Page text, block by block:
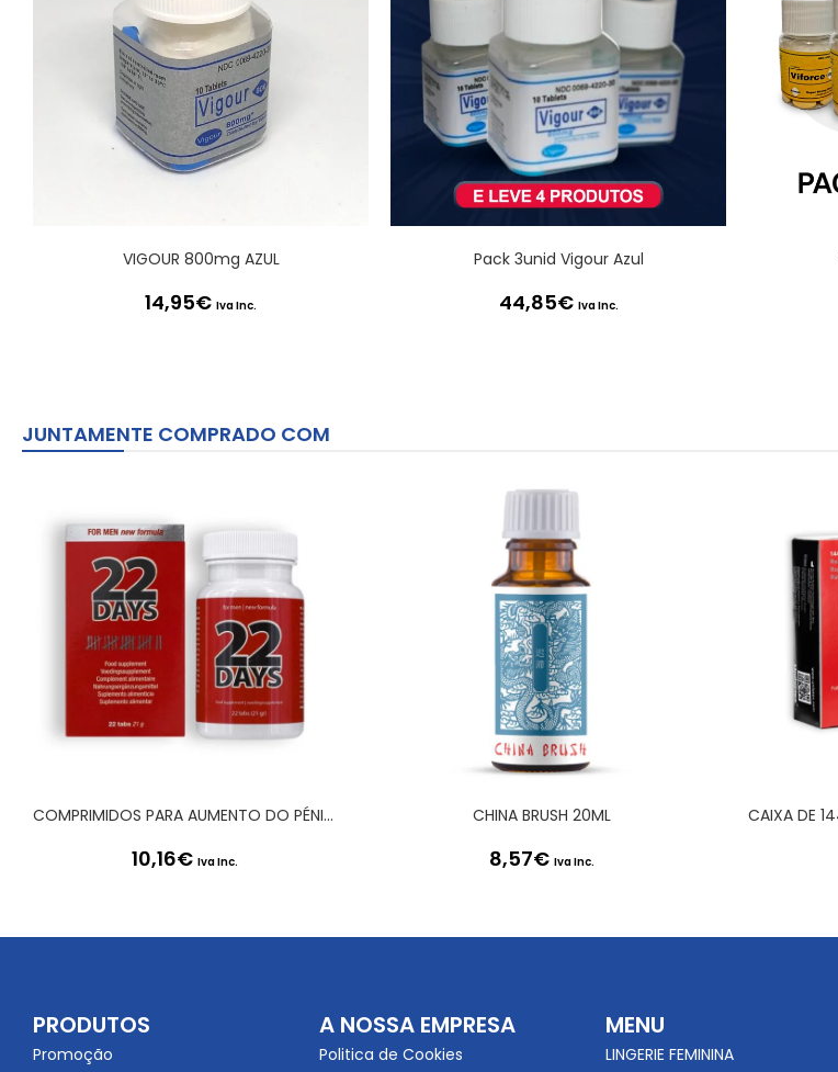
VIGOUR 800mg AZUL
14,95€ Iva Inc.
Pack 3unid Vigour Azul
44,85€ Iva Inc.
JUNTAMENTE COMPRADO COM
COMPRIMIDOS PARA AUMENTO DO PÉNIS 22 DAYS PENIS EXTENSION SYSTEM
10,16€ Iva Inc.
CHINA BRUSH 20ML
8,57€ Iva Inc.
PRODUTOS
Promoção
A NOSSA EMPRESA
Politica de Cookies
MENU
LINGERIE FEMININA